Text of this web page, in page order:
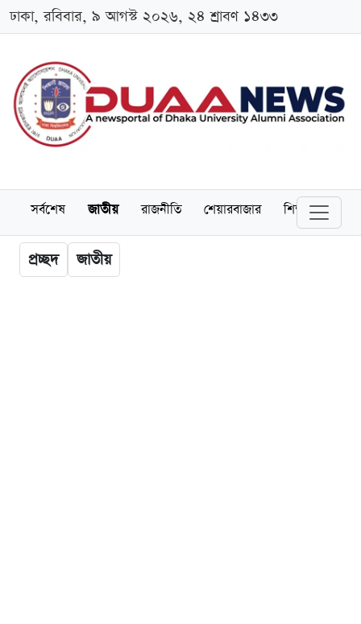
ঢাকা, রবিবার, ৯ আগস্ট ২০২৬, ২৪ শ্রাবণ ১৪৩৩
সর্বশেষ জাতীয় রাজনীতি শেয়ারবাজার শিক্ষা
প্রচ্ছদ জাতীয়